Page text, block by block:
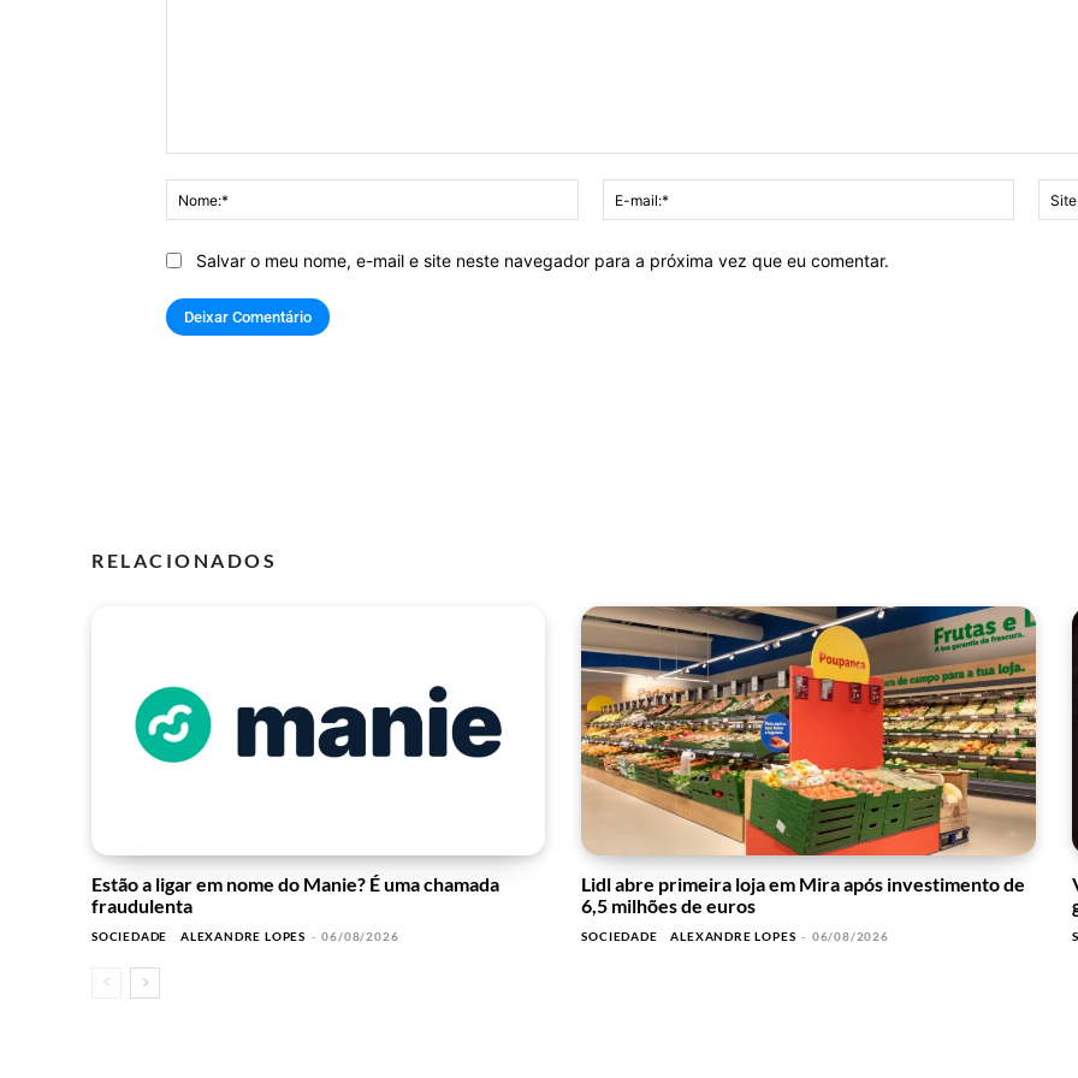
Nome:*
mail:*
Salvar o meu nome, e-mail e site neste navegador para a próxima vez que eu comentar.
RELACIONADOS
Estão a ligar em nome do Manie? É uma chamada
fraudulenta
SOCIEDADE ALEXANDRE LOPES - 06/08/2026
Lidl abre primeira loja em Mira após investimento de
6,5 milhões de euros
SOCIEDADE ALEXANDRE LOPES - 06/08/2026